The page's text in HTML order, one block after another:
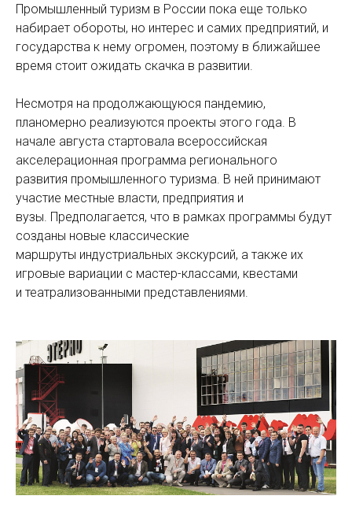
Промышленный туризм в России пока еще только
набирает обороты, но интерес и самих предприятий, и
государства к нему огромен, поэтому в ближайшее
время стоит ожидать скачка в развитии.
Несмотря на продолжающуюся пандемию,
планомерно реализуются проекты этого года. В
начале августа стартовала всероссийская
акселерационная программа регионального
развития промышленного туризма. В ней принимают
участие местные власти, предприятия и
вузы. Предполагается, что в рамках программы будут
созданы новые классические
маршруты индустриальных экскурсий, а также их
игровые вариации с мастер-классами, квестами
и театрализованными представлениями.